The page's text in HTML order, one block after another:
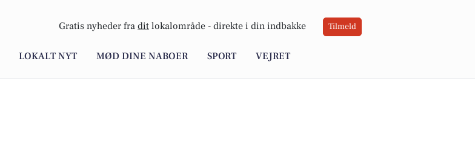
Gratis nyheder fra dit lokalområde - direkte i din indbakke Tilmeld
LOKALT NYT MØD DINE NABOER SPORT VEJRET